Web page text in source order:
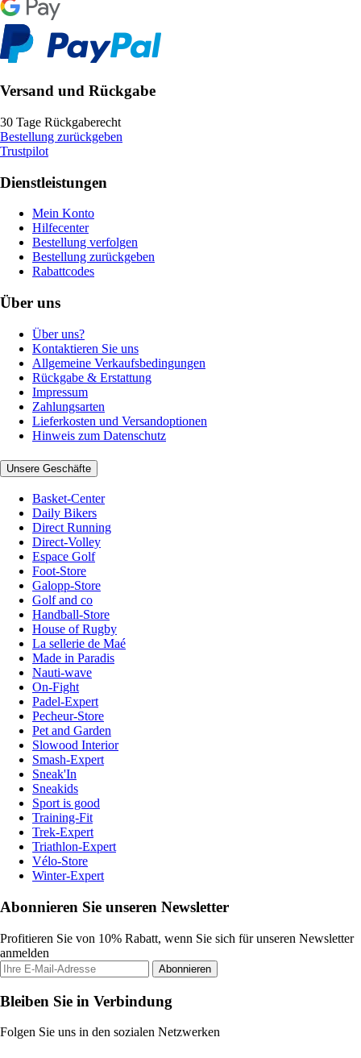
Versand und Rückgabe
30 Tage Rückgaberecht
Bestellung zurückgeben
Trustpilot
Dienstleistungen
Mein Konto
Hilfecenter
Bestellung verfolgen
Bestellung zurückgeben
Rabattcodes
Über uns
Über uns?
Kontaktieren Sie uns
Allgemeine Verkaufsbedingungen
Rückgabe & Erstattung
Impressum
Zahlungsarten
Lieferkosten und Versandoptionen
Hinweis zum Datenschutz
Unsere Geschäfte
Basket-Center
Daily Bikers
Direct Running
Direct-Volley
Espace Golf
Foot-Store
Galopp-Store
Golf and co
Handball-Store
House of Rugby
La sellerie de Maé
Made in Paradis
Nauti-wave
On-Fight
Padel-Expert
Pecheur-Store
Pet and Garden
Slowood Interior
Smash-Expert
Sneak'In
Sneakids
Sport is good
Training-Fit
Trek-Expert
Triathlon-Expert
Vélo-Store
Winter-Expert
Abonnieren Sie unseren Newsletter
Profitieren Sie von 10% Rabatt, wenn Sie sich für unseren Newsletter
anmelden
Abonnieren
Bleiben Sie in Verbindung
Folgen Sie uns in den sozialen Netzwerken